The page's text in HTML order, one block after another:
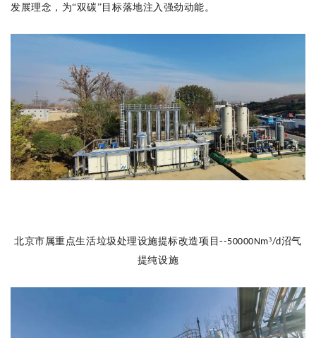
发展理念，为“双碳”目标落地注入强劲动能。
北京市属重点生活垃圾处理设施提标改造项目--50000Nm³/d沼气
提纯设施